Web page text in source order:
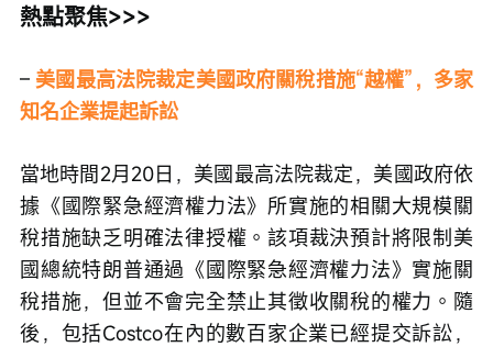
熱點聚焦>>>
– 美國最高法院裁定美國政府關稅措施“越權”，多家
知名企業提起訴訟
當地時間2月20日，美國最高法院裁定，美國政府依
據《國際緊急經濟權力法》所實施的相關大規模關
稅措施缺乏明確法律授權。該項裁決預計將限制美
國總統特朗普通過《國際緊急經濟權力法》實施關
稅措施，但並不會完全禁止其徵收關稅的權力。隨
後，包括Costco在內的數百家企業已經提交訴訟，